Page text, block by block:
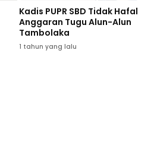
Kadis PUPR SBD Tidak Hafal
Anggaran Tugu Alun-Alun
Tambolaka
1 tahun yang lalu